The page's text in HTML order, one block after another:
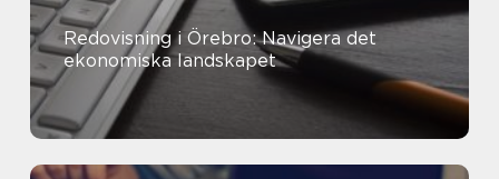
Redovisning i Örebro: Navigera det
ekonomiska landskapet